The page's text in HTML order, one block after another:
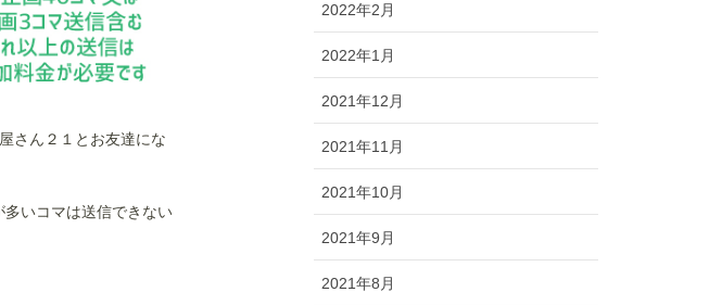
さん２１とお友達にな
いコマは送信できない
2022年2月
2022年1月
2021年12月
2021年11月
2021年10月
2021年9月
2021年8月